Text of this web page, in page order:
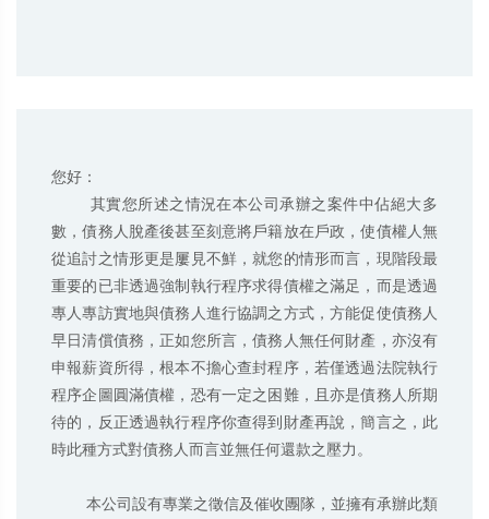
您好：
數，債務人脫產後甚至刻意將戶籍放在戶政，使債權人無
從追討之情形更是屢見不鮮，就您的情形而言，現階段最
重要的已非透過強制執行程序求得債權之滿足，而是透過
專人專訪實地與債務人進行協調之方式，方能促使債務人
早日清償債務，正如您所言，債務人無任何財產，亦沒有
申報薪資所得，根本不擔心查封程序，若僅透過法院執行
程序企圖圓滿債權，恐有一定之困難，且亦是債務人所期
待的，反正透過執行程序你查得到財產再說，簡言之，此
時此種方式對債務人而言並無任何還款之壓力。